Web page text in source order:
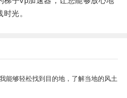
光。
能够轻松找到目的地，了解当地的风土